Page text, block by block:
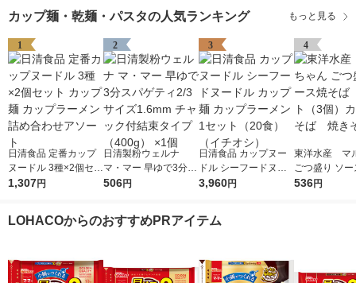
カップ麺・乾麺・パスタの人気ランキング もっと見る
1
日清食品 定番カップ
ヌードル 3種×2個セッ
ト カップ麺 カップラ
1,307円
2
日清製粉ウェルナ
マ・マー 早ゆで3分ス
パゲティ2/3サイズ1.6
506円
3
日清食品 カップヌー
ドル シーフードヌー
ドル カップ麺 カップ
3,960円
4
東洋水産 マ
ごつ盛り ソ
ば 1セット
536円
LOHACOからのおすすめPRアイテム